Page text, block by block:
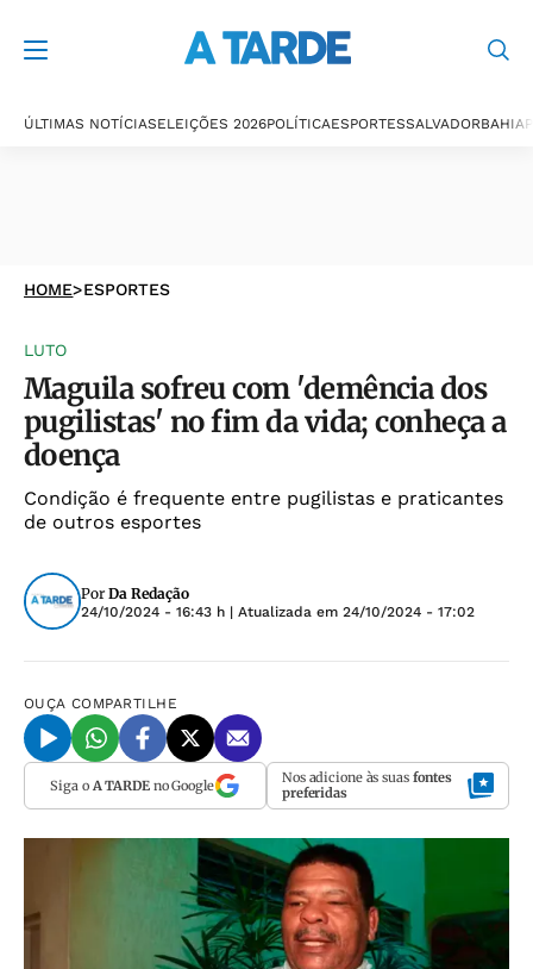
ÚLTIMAS NOTÍCIASELEIÇÕES 2026POLÍTICAESPORTESSALVADORBAHIA
HOME>ESPORTES
LUTO
Maguila sofreu com 'demência dos
pugilistas' no fim da vida; conheça a
doença
Condição é frequente entre pugilistas e praticantes
de outros esportes
Por Da Redação
24/10/2024 - 16:43 h | Atualizada em 24/10/2024 - 17:02
OUÇA COMPARTILHE
Siga o A TARDEno Google Nos adicione às suas fontes
preferidas